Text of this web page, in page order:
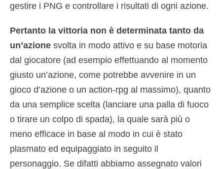
gestire i PNG e controllare i risultati di ogni azione.
Pertanto la vittoria non è determinata tanto da
un’azione svolta in modo attivo e su base motoria
dal giocatore (ad esempio effettuando al momento
giusto un’azione, come potrebbe avvenire in un
gioco d’azione o un action-rpg al massimo), quanto
da una semplice scelta (lanciare una palla di fuoco
o tirare un colpo di spada), la quale sarà più o
meno efficace in base al modo in cui è stato
plasmato ed equipaggiato in seguito il
personaggio. Se difatti abbiamo assegnato valori